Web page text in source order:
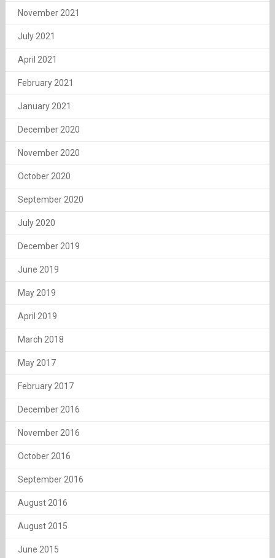
November 2021
July 2021
April 2021
February 2021
January 2021
December 2020
November 2020
October 2020
September 2020
July 2020
December 2019
June 2019
May 2019
April 2019
March 2018
May 2017
February 2017
December 2016
November 2016
October 2016
September 2016
August 2016
August 2015
June 2015